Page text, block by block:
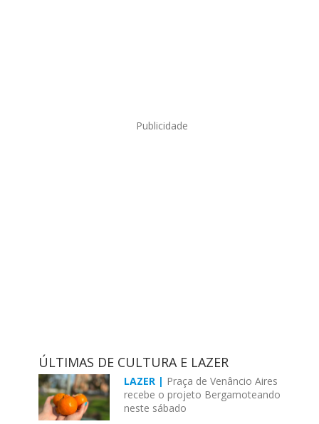
Publicidade
ÚLTIMAS DE CULTURA E LAZER
LAZER | Praça de Venâncio Aires
recebe o projeto Bergamoteando
neste sábado